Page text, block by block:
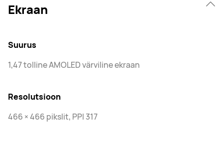
Ekraan
Suurus
1,47 tolline AMOLED värviline ekraan
Resolutsioon
466 × 466 pikslit, PPI 317